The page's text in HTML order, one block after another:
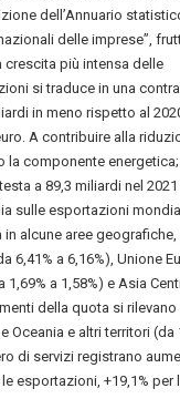
dell’Annuario
delle imprese”,
crescita più intensa delle
si traduce in una
in meno rispetto al
A contribuire alla
componente
a 89,3 miliardi nel
sulle esportazioni
alcune aree geografiche,
6,41% a 6,16%), Unione
a 1,58%) e Asia
della quota si rilevano
Oceania e altri territori (da
di servizi registrano
esportazioni, +19,1% per